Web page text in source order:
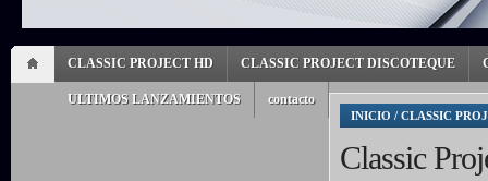
CLASSIC PROJECT HD CLASSIC PROJECT DISCOTEQUE
ULTIMOS LANZAMIENTOS contacto
INICIO / CLASSIC
Classic